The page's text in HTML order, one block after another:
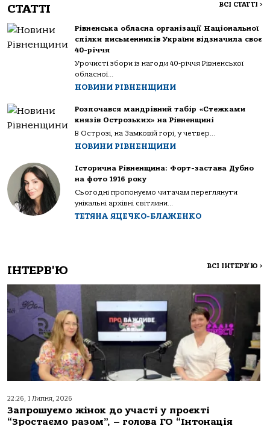
СТАТТІ ВСІ СТАТТІ >
Рівненська обласна організації Національної
спілки письменників України відзначила своє
40-річчя
Урочисті збори із нагоди 40-річчя Рівненської
обласної...
НОВИНИ РІВНЕНЩИНИ
Розпочався мандрівний табір «Стежками
князів Острозьких» на Рівненщині
В Острозі, на Замковій горі, у четвер...
НОВИНИ РІВНЕНЩИНИ
Історична Рівненщина: Форт-застава Дубно
на фото 1916 року
Сьогодні пропонуємо читачам переглянути
унікальні архівні світлини...
ТЕТЯНА ЯЦЕЧКО-БЛАЖЕНКО
ІНТЕРВ'Ю ВСІ ІНТЕРВ'Ю >
22:26, 1 Липня, 2026
Запрошуємо жінок до участі у проєкті
“Зростаємо разом”, – голова ГО “Інтонація